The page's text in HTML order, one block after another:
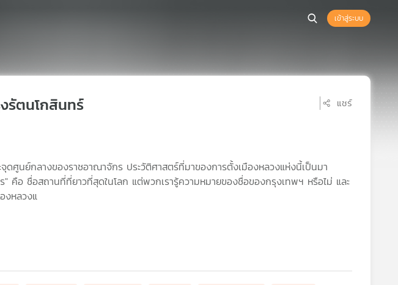
เข้าสู่ระบบ
รัตนโกสินทร์ แชร์
ดศูนย์กลางของราชอาณาจักร ประวัติศาสตร์ที่มาของการตั้งเมืองหลวงแห่งนี้เป็นมา
" คือ ชื่อสถานที่ที่ยาวที่สุดในโลก แต่พวกเรารู้ความหมายของชื่อของกรุงเทพฯ หรือไม่ และ
งหลวงแ